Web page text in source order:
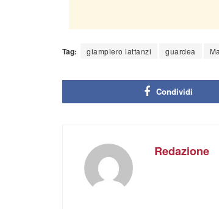
Tag: giampiero lattanzi guardea
Condividi
Redazione